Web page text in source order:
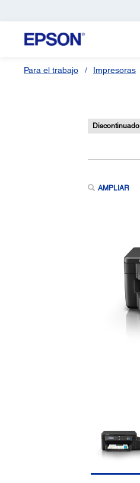
Para el trabajo Impresoras
Discontinuado
AMPLIAR